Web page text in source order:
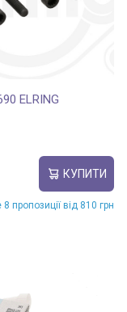
ELRING
КУПИТИ
пропозиції від 810 грн